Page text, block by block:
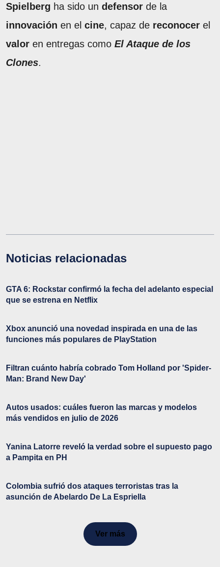
Spielberg ha sido un defensor de la
innovación en el cine, capaz de reconocer el
valor en entregas como El Ataque de los
Clones.
Noticias relacionadas
GTA 6: Rockstar confirmó la fecha del adelanto especial
que se estrena en Netflix
Xbox anunció una novedad inspirada en una de las
funciones más populares de PlayStation
Filtran cuánto habría cobrado Tom Holland por 'Spider-
Man: Brand New Day'
Autos usados: cuáles fueron las marcas y modelos
más vendidos en julio de 2026
Yanina Latorre reveló la verdad sobre el supuesto pago
a Pampita en PH
Colombia sufrió dos ataques terroristas tras la
asunción de Abelardo De La Espriella
Ver más